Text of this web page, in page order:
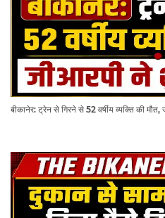
बीकानेर: ट्रेन से गिरने से 52 वर्षीय व्यक्ति की